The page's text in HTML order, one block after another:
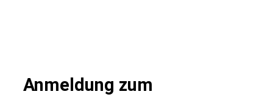
Anmeldung zum